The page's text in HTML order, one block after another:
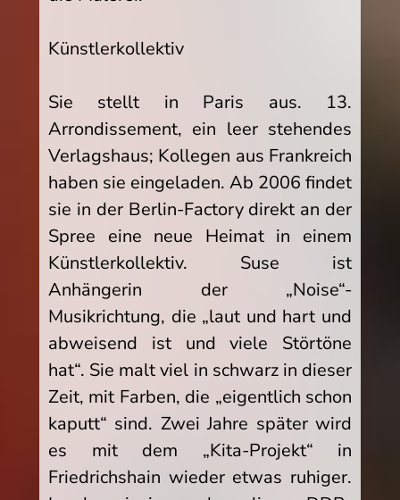
Künstlerkollektiv
Sie stellt in Paris aus. 13.
Arrondissement, ein leer stehendes
Verlagshaus; Kollegen aus Frankreich
haben sie eingeladen. Ab 2006 findet
sie in der Berlin-Factory direkt an der
Spree eine neue Heimat in einem
Künstlerkollektiv. Suse ist
Anhängerin der „Noise“-
Musikrichtung, die „laut und hart und
abweisend ist und viele Störtöne
hat“. Sie malt viel in schwarz in dieser
Zeit, mit Farben, die „eigentlich schon
kaputt“ sind. Zwei Jahre später wird
es mit dem „Kita-Projekt“ in
Friedrichshain wieder etwas ruhiger.